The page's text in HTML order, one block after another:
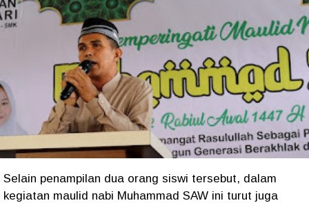
Selain penampilan dua orang siswi tersebut, dalam
kegiatan maulid nabi Muhammad SAW ini turut juga